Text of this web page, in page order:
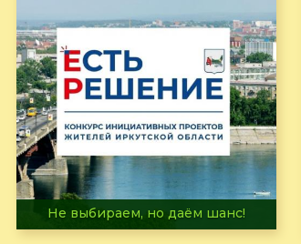
В огне не горит, в воде не тонет